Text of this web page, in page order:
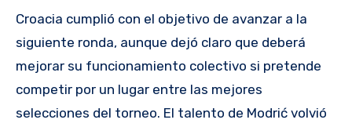
Croacia cumplió con el objetivo de avanzar a la
siguiente ronda, aunque dejó claro que deberá
mejorar su funcionamiento colectivo si pretende
competir por un lugar entre las mejores
selecciones del torneo. El talento de Modrić volvió